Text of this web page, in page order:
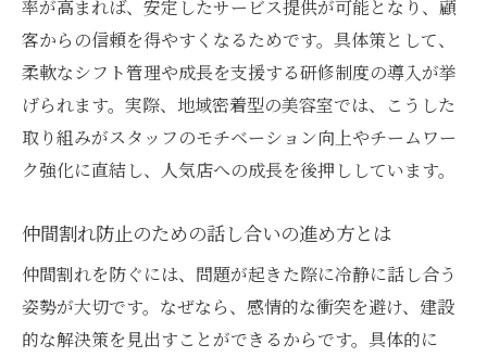
る
美容室の日常業務でできる評判向上のポイ
ント
小倉の美容室が選ばれるための対応力とは
美容室が顧客に安心感を与える接客術
美容室の雰囲気改善が失客防止のカギになる
美容室の雰囲気作りがリピート率に直結す
る理由
スタッフの笑顔が美容室の印象を左右する
率が高まれば、安定したサービス提供が可能となり、顧
客からの信頼を得やすくなるためです。具体策として、
柔軟なシフト管理や成長を支援する研修制度の導入が挙
げられます。実際、地域密着型の美容室では、こうした
取り組みがスタッフのモチベーション向上やチームワー
ク強化に直結し、人気店への成長を後押ししています。
仲間割れ防止のための話し合いの進め方とは
仲間割れを防ぐには、問題が起きた際に冷静に話し合う
姿勢が大切です。なぜなら、感情的な衝突を避け、建設
的な解決策を見出すことができるからです。具体的に